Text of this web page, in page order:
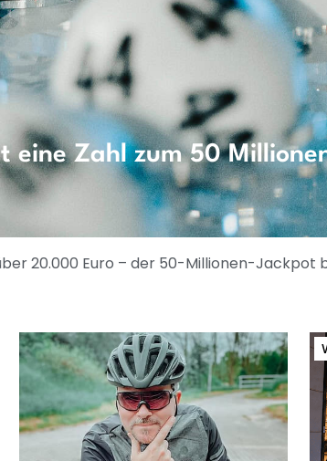
eine Zahl zum 50
20.000 Euro – der 50-Millionen-Jackpot